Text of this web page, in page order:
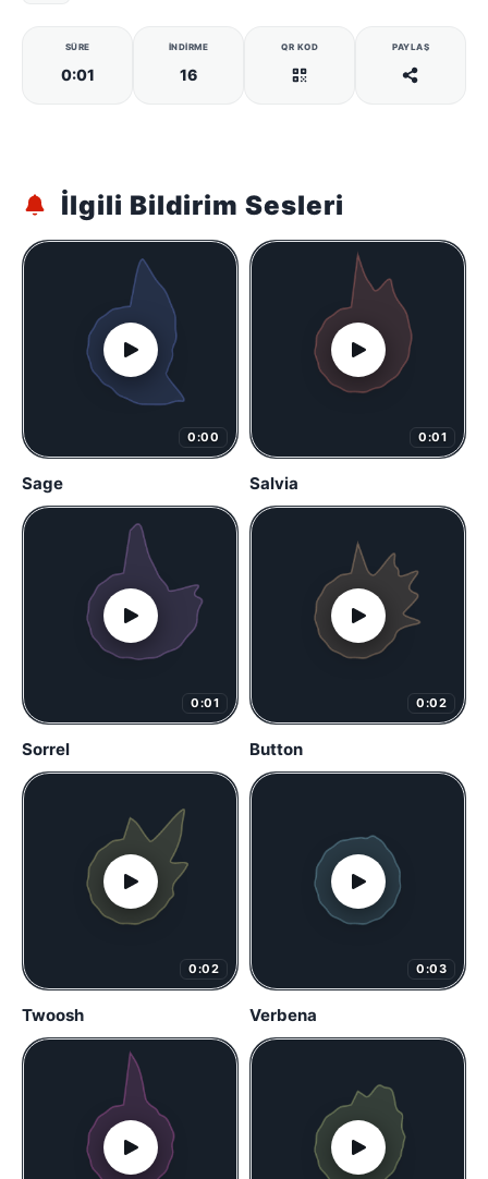
SÜRE
0:01
İNDIRME
16
QR KOD PAYLAŞ
İlgili Bildirim Sesleri
0:00
Sage
0:01
Salvia
0:01
Sorrel
0:02
Button
0:02
Twoosh
0:03
Verbena